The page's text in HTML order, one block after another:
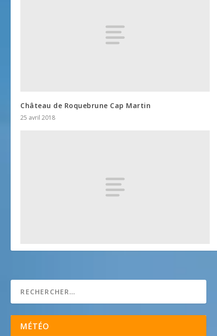
Château de Roquebrune Cap Martin
25 avril 2018
MÉTÉO